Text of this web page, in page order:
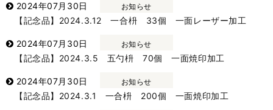
【記念品】2024.3.12 一合枡 33個 一面レーザー加工
2024年07月30日 お知らせ
【記念品】2024.3.5 五勺枡 70個 一面焼印加工
2024年07月30日 お知らせ
【記念品】2024.3.1 一合枡 200個 一面焼印加工
2024年07月30日 お知らせ